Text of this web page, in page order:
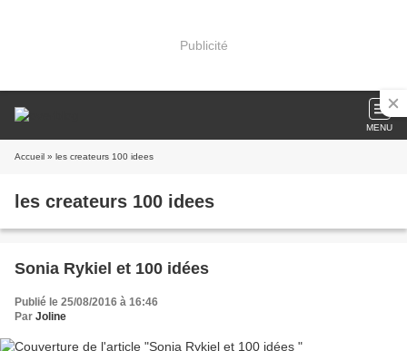
Publicité
MENU
Accueil » les createurs 100 idees
les createurs 100 idees
Sonia Rykiel et 100 idées
Publié le 25/08/2016 à 16:46
Par Joline